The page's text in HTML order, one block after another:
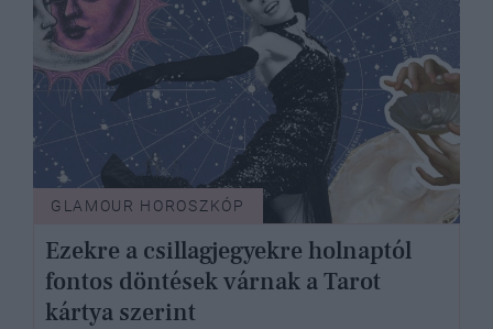
GLAMOUR HOROSZKÓP
Ezekre a csillagjegyekre holnaptól
fontos döntések várnak a Tarot
kártya szerint